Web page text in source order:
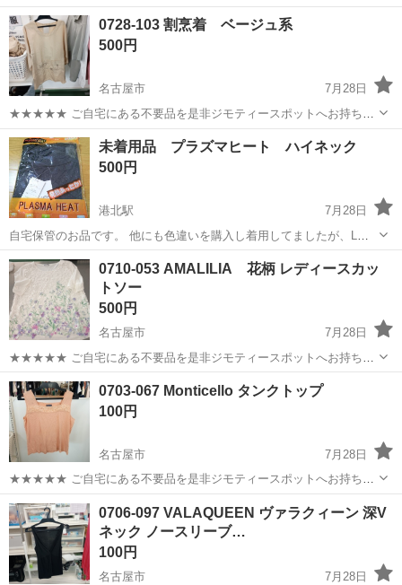
の社宅完備★／年間休日126日／未経験から高収入を目指せる！
《Javz1C》 詳細情報 ＜自動車エンジンの組立・加工＞ 電気自動車用
発電エンジンなどを作ってい...
愛知 名古屋市 六番町駅 その他
0728-103 割烹着 ベージュ系
500円
名古屋市
7月28日
★★★★★ ご自宅にある不要品を是非ジモティースポットへお持ち込
みしませんか？ 家電、趣味・スポーツ・レジャー用品、こども用品、
衣料服飾品、生活雑貨、家具、本、CD・DVDなどが無料でまとめて持
ち込めます！ ※詳細はこ...
愛知 名古屋市 カットソー 割烹着
未着用品 プラズマヒート ハイネック
500円
港北駅
7月28日
自宅保管のお品です。 他にも色違いを購入し着用してましたが、Lサ
イズといってもさほどおおきくないです。 実物を見て頂いて、気に入
らなければ、キャンセルして頂いても大丈夫です。 お取引後の返品は
お断りさせて頂きます。...
愛知 名古屋市 用品
0710-053 AMALILIA 花柄 レディースカッ
トソー
500円
名古屋市
7月28日
★★★★★ ご自宅にある不要品を是非ジモティースポットへお持ち込
みしませんか？ 家電、趣味・スポーツ・レジャー用品、こども用品、
衣料服飾品、生活雑貨、家具、本、CD・DVDなどが無料でまとめて持
ち込めます！ ※詳細はこ...
愛知 名古屋市
0703-067 Monticello タンクトップ
100円
名古屋市
7月28日
★★★★★ ご自宅にある不要品を是非ジモティースポットへお持ち込
みしませんか？ 家電、趣味・スポーツ・レジャー用品、こども用品、
衣料服飾品、生活雑貨、家具、本、CD・DVDなどが無料でまとめて持
ち込めます！ ※詳細はこ...
愛知 名古屋市
0706-097 VALAQUEEN ヴァラクィーン 深V
ネック ノースリーブ…
100円
名古屋市 7月28日